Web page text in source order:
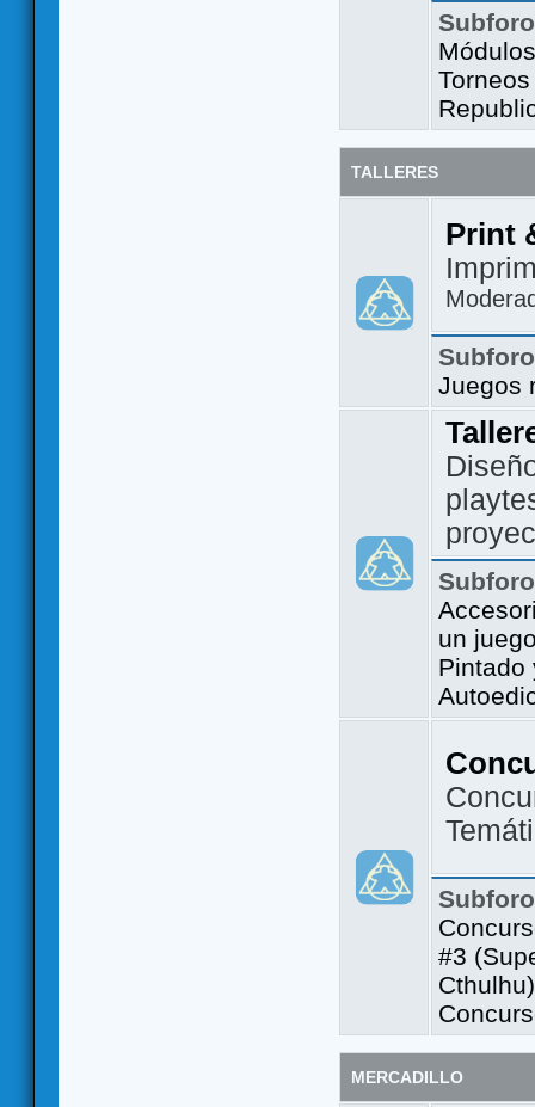
TALLERES
Print
Juegos
un
Pintado
#3
Cthulhu)
MERCADILLO